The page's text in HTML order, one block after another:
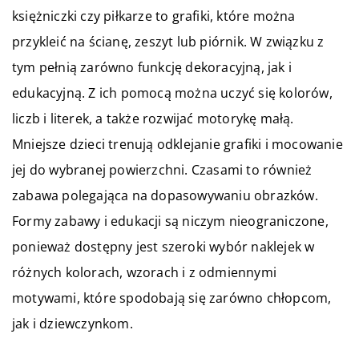
księżniczki czy piłkarze to grafiki, które można
przykleić na ścianę, zeszyt lub piórnik. W związku z
tym pełnią zarówno funkcję dekoracyjną, jak i
edukacyjną. Z ich pomocą można uczyć się kolorów,
liczb i literek, a także rozwijać motorykę małą.
Mniejsze dzieci trenują odklejanie grafiki i mocowanie
jej do wybranej powierzchni. Czasami to również
zabawa polegająca na dopasowywaniu obrazków.
Formy zabawy i edukacji są niczym nieograniczone,
ponieważ dostępny jest szeroki wybór naklejek w
różnych kolorach, wzorach i z odmiennymi
motywami, które spodobają się zarówno chłopcom,
jak i dziewczynkom.